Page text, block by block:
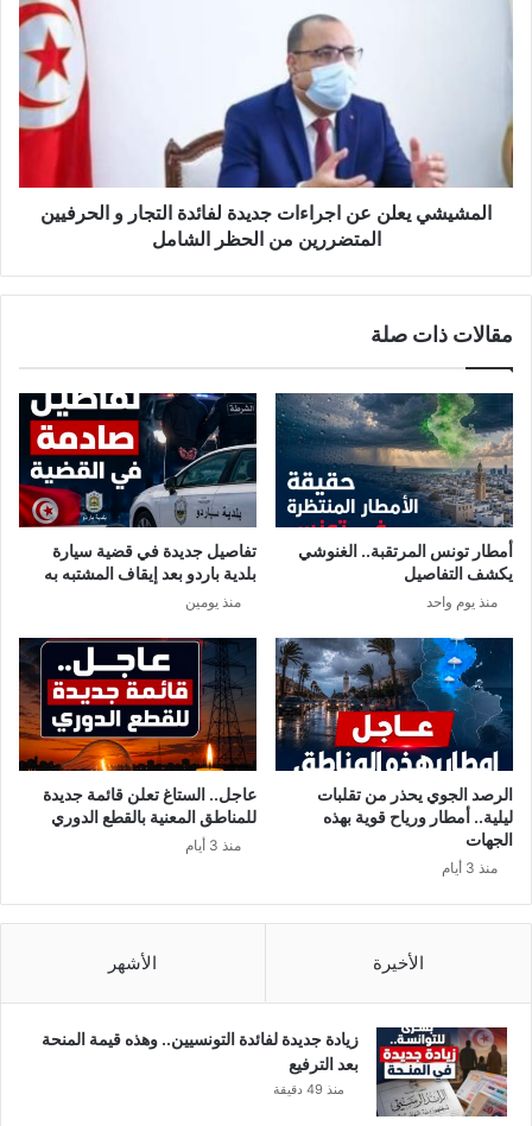
التجار
و
الحرفيين
المتضررين
المشيشي يعلن عن اجراءات جديدة لفائدة التجار و الحرفيين
المتضررين من الحظر الشامل
مقالات ذات صلة
أمطار تونس المرتقبة.. الغنوشي
يكشف التفاصيل
منذ يوم واحد
تفاصيل جديدة في قضية سيارة
بلدية باردو بعد إيقاف المشتبه به
منذ يومين
الرصد الجوي يحذر من تقلبات
ليلية.. أمطار ورياح قوية بهذه
الجهات
منذ 3 أيام
عاجل.. الستاغ تعلن قائمة جديدة
للمناطق المعنية بالقطع الدوري
منذ 3 أيام
الأخيرة الأشهر
زيادة جديدة لفائدة التونسيين.. وهذه قيمة المنحة
بعد الترفيع
منذ 49 دقيقة